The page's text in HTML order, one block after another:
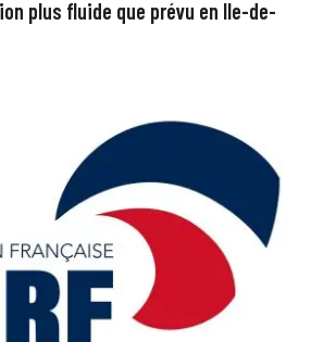
plus fluide que prévu en Ile-de-